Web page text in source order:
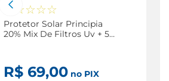
☆ ☆☆☆☆
Protetor Solar Principia
20% Mix De Filtros Uv + 5%
R$ 69,00 no PIX